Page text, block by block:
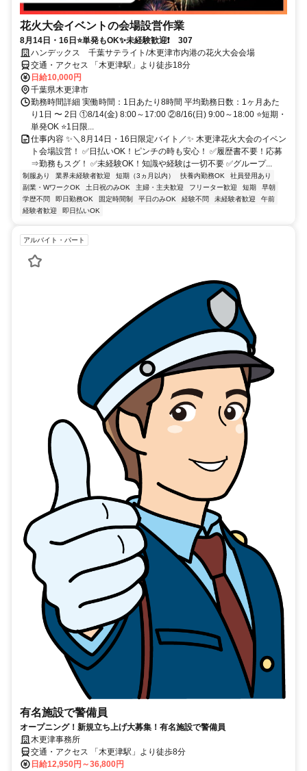
花火大会イベントの会場設営作業
8月14日・16日⭐単発もOK✨未経験歓迎❗ 307
ハンデックス 千葉サテライト/木更津市内港の花火大会会場
交通・アクセス 「木更津駅」より徒歩18分
日給10,000円
千葉県木更津市
勤務時間詳細 実働時間：1日あたり8時間 平均勤務日数：1ヶ月あた
り1日 〜 2日 ①8/14(金) 8:00～17:00 ②8/16(日) 9:00～18:00 ⭐短期・
単発OK ⭐1日限...
仕事内容 ✨＼8月14日・16日限定バイト／✨ 木更津花火大会のイベン
ト会場設営！ ✅日払いOK！ピンチの時も安心！ ✅履歴書不要！応募
⇒勤務もスグ！ ✅未経験OK！知識や経験は一切不要 ✅グループ...
制服あり 業界未経験者歓迎 短期（3ヵ月以内） 扶養内勤務OK
社員登用あり
副業・WワークOK
土日祝のみOK 主婦・主夫歓迎 フリーター歓迎 短期
早朝
学歴不問
即日勤務OK 固定時間制 平日のみOK 経験不問 未経験者歓迎
午前
経験者歓迎
即日払いOK
アルバイト・パート
有名施設で警備員
オープニング！新規立ち上げ大募集！有名施設で警備員
木更津事務所
交通・アクセス 「木更津駅」より徒歩8分
日給12,950円～36,800円